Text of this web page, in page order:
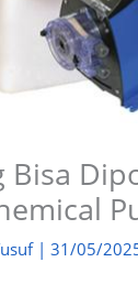
Bisa
| 31/05/